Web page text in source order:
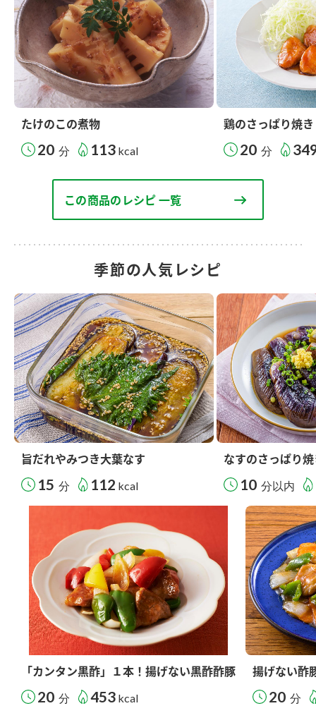
たけのこの煮物
20 分 113 kcal
鶏のさっぱり焼き
20 分
この商品のレシピ 一覧
季節の人気レシピ
旨だれやみつき大葉なす
15 分 112 kcal
なすのさっぱり
10 分以内
「カンタン黒酢」１本！揚げない黒酢酢豚
20 分 453 kcal
揚げない酢
20 分